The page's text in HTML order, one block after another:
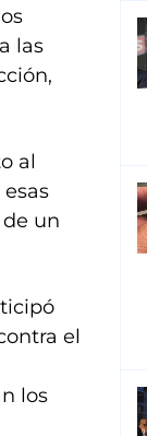
las
al
un
el
los